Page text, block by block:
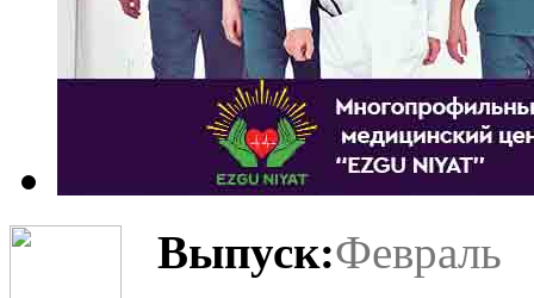
Выпуск:Февраль